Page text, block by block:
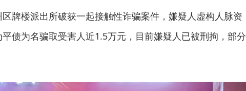
牌楼派出所破获一起接触性诈骗案件，嫌疑人虚构人脉资
债为名骗取受害人近1.5万元，目前嫌疑人已被刑拘，部分